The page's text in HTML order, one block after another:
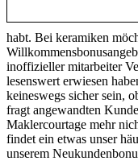
habt. Bei keramiken
inoffizieller mitarbeiter
lesenswert erwiesen
keineswegs sicher sein,
fragt angewandten
Maklercourtage mehr
findet ein etwas unser
unserem